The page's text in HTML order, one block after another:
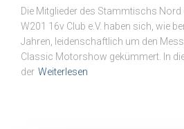
Die Mitglieder des Stammtischs Nord
W201 16v Club e.V. haben sich, wie
Jahren, leidenschaftlich um den
Classic Motorshow gekümmert. In
der Weiterlesen